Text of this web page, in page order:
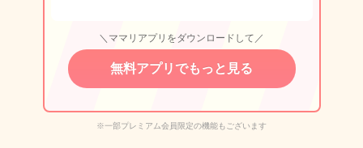
＼ママリアプリをダウンロードして／
無料アプリでもっと見る
※一部プレミアム会員限定の機能もございます